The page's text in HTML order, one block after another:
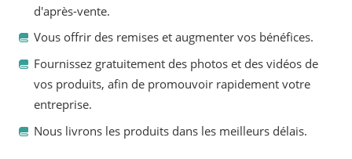
d'après-vente.
Vous offrir des remises et augmenter vos bénéfices.
Fournissez gratuitement des photos et des vidéos de
vos produits, afin de promouvoir rapidement votre
entreprise.
Nous livrons les produits dans les meilleurs délais.